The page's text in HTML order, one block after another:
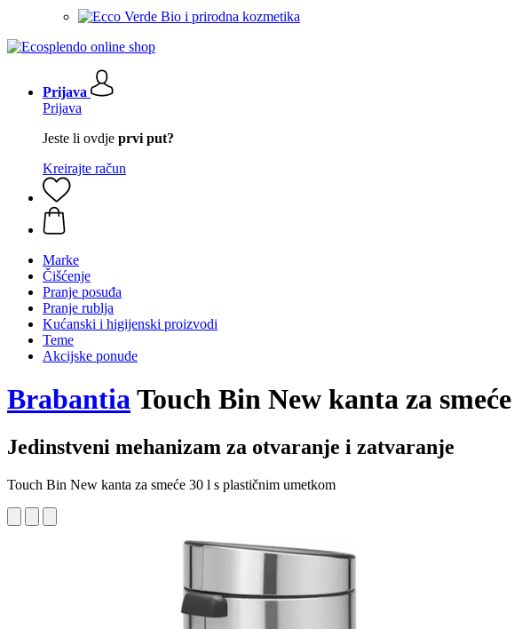
Bio i prirodna kozmetika
Prijava
Prijava
Jeste li ovdje prvi put?
Kreirajte račun
Marke
Čišćenje
Pranje posuđa
Pranje rublja
Kućanski i higijenski proizvodi
Teme
Akcijske ponude
BrabantiaTouch Bin New kanta za
Jedinstveni mehanizam za otvaranje i zatvaranje
Touch Bin New kanta za smeće 30 l s plastičnim umetkom